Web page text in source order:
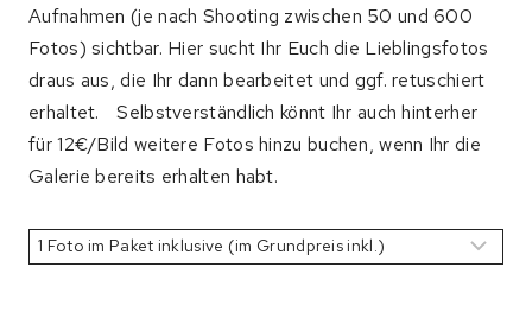
Aufnahmen (je nach Shooting zwischen 50 und 600
Fotos) sichtbar. Hier sucht Ihr Euch die Lieblingsfotos
draus aus, die Ihr dann bearbeitet und ggf. retuschiert
erhaltet. Selbstverständlich könnt Ihr auch hinterher
für 12€/Bild weitere Fotos hinzu buchen, wenn Ihr die
Galerie bereits erhalten habt.